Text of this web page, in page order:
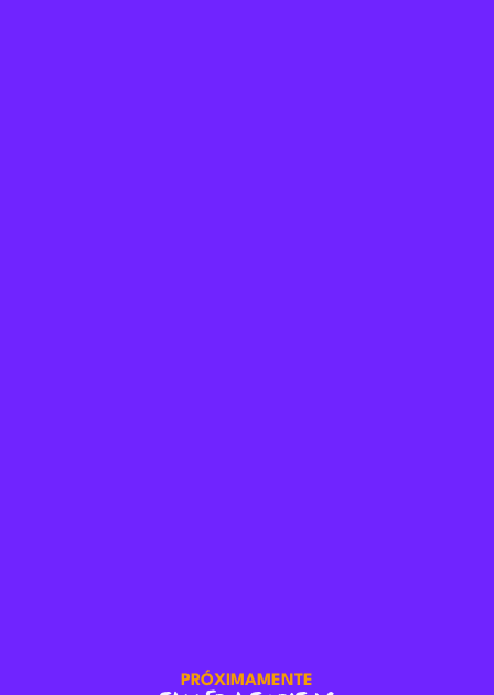
PRÓXIMAMENTE